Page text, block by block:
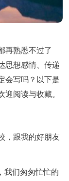
再熟悉不过了
思想感情、传递
会写吗？以下是
迎阅读与收藏。
，跟我的好朋友
我们匆匆忙忙的